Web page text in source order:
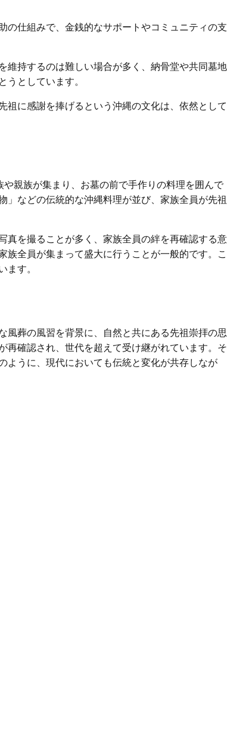
の仕組みで、金銭的なサポートやコミュニティの支
維持するのは難しい場合が多く、納骨堂や共同墓地
としています。
祖に感謝を捧げるという沖縄の文化は、依然として
親族が集まり、お墓の前で手作りの料理を囲んで
などの伝統的な沖縄料理が並び、家族全員が先祖
真を撮ることが多く、家族全員の絆を再確認する意
全員が集まって盛大に行うことが一般的です。こ
す。
風葬の風習を背景に、自然と共にある先祖崇拝の思
再確認され、世代を超えて受け継がれています。そ
ように、現代においても伝統と変化が共存しなが